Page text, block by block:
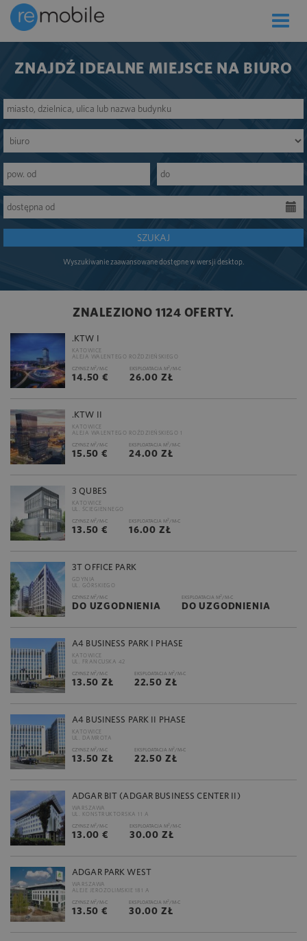
Toggle
ZNAJDŹ IDEALNE MIEJSCE NA BIURO
SZUKAJ
Wyszukiwanie zaawansowane dostępne w wersji desktop.
ZNALEZIONO 1124 OFERTY.
.KTW I
KATOWICE
ALEJA WALENTEGO ROŹDZIEŃSKIEGO
CZYNSZ M2 /M-C
14.50 €
EKSPLOATACJA M2 /M-C
26.00 ZŁ
.KTW II
KATOWICE
ALEJA WALENTEGO ROŹDZIEŃSKIEGO 1
CZYNSZ M2 /M-C
15.50 €
EKSPLOATACJA M2 /M-C
24.00 ZŁ
3 QUBES
KATOWICE
UL. ŚCIEGIENNEGO
CZYNSZ M2 /M-C
13.50 €
EKSPLOATACJA M2 /M-C
16.00 ZŁ
3T OFFICE PARK
GDYNIA
UL. GÓRSKIEGO
CZYNSZ M2 /M-C
DO UZGODNIENIA
EKSPLOATACJA M2 /M-C
DO UZGODNIENIA
A4 BUSINESS PARK I PHASE
KATOWICE
UL. FRANCUSKA 42
CZYNSZ M2 /M-C
13.50 ZŁ
EKSPLOATACJA M2 /M-C
22.50 ZŁ
A4 BUSINESS PARK II PHASE
KATOWICE
UL. DAMROTA
CZYNSZ M2 /M-C
13.50 ZŁ
EKSPLOATACJA M2 /M-C
22.50 ZŁ
ADGAR BIT (ADGAR BUSINESS CENTER II)
WARSZAWA
UL. KONSTRUKTORSKA 11 A
CZYNSZ M2 /M-C
13.00 €
EKSPLOATACJA M2 /M-C
30.00 ZŁ
ADGAR PARK WEST
WARSZAWA
ALEJE JEROZOLIMSKIE 181 A
CZYNSZ M2 /M-C
13.50 €
EKSPLOATACJA M2 /M-C
30.00 ZŁ